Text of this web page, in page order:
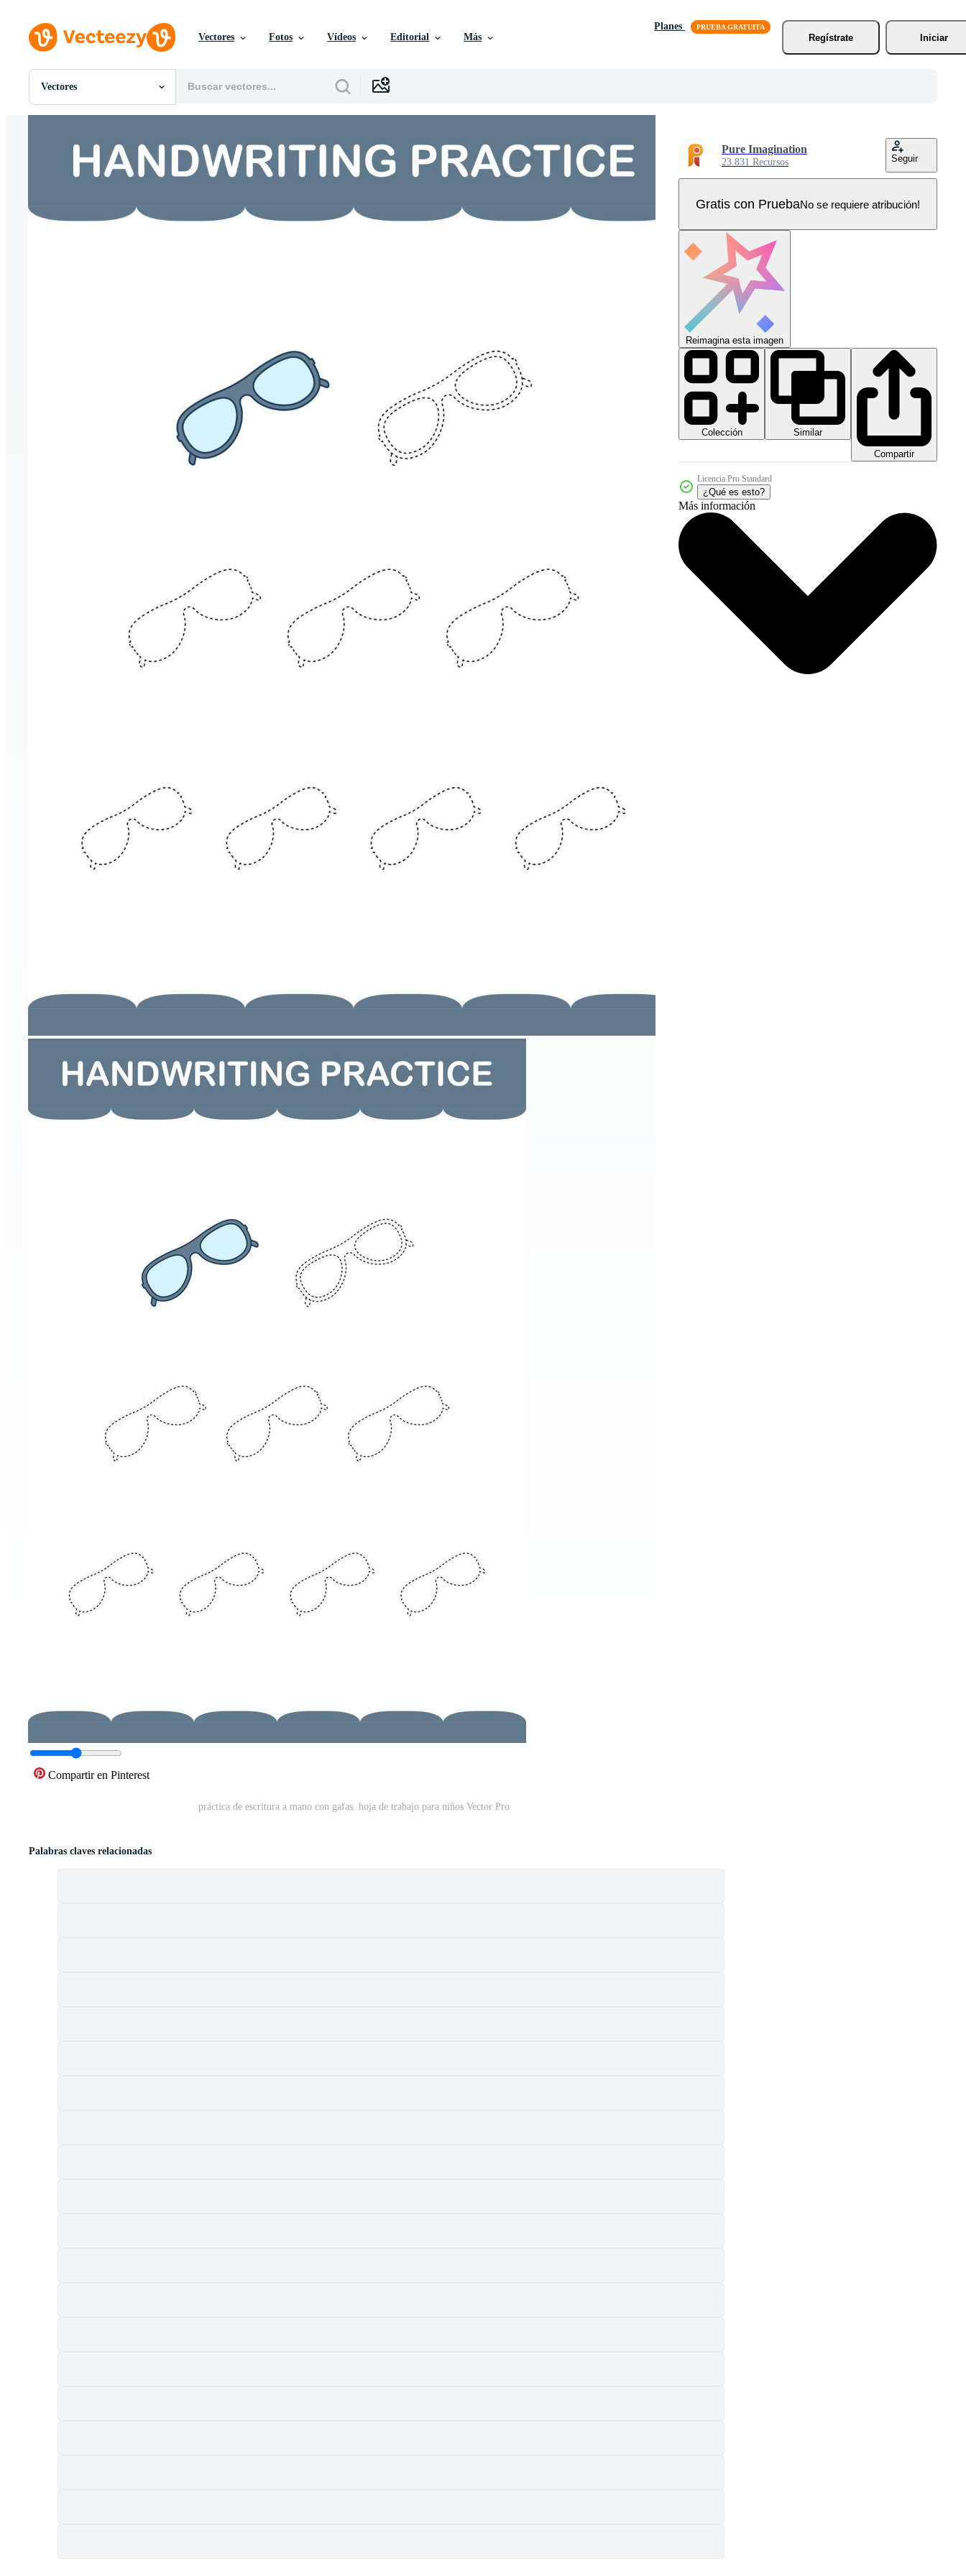
Vectores Fotos Vídeos Editorial Más
Planes
Regístrate
Iniciar
Vectores
Todas Imágenes
SVGs
Plantillas
Gráficos en Movimiento
Compartir en Pinterest
práctica de escritura a mano con gafas. hoja de trabajo para niños Vector Pro
Pure Imagination
23.831 Recursos Seguir
Gratis con PruebaNo se requiere atribución!
Reimagina esta imagen
Colección
Similar
Compartir
Licencia Pro Standard
¿Qué es esto?
Más información
Palabras claves relacionadas